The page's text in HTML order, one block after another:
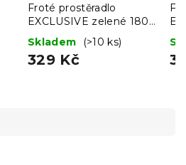
Froté prostěradlo
EXCLUSIVE zelené 180
x 200 cm
Skladem (>10 ks)
329 Kč